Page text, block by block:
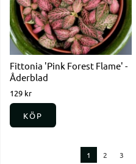
Fittonia 'Pink Forest Flame' -
Åderblad
129 kr
KÖP
1 2 3